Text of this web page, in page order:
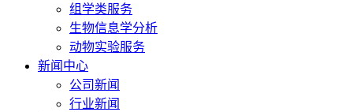
组学类服务
生物信息学分析
动物实验服务
新闻中心
公司新闻
行业新闻